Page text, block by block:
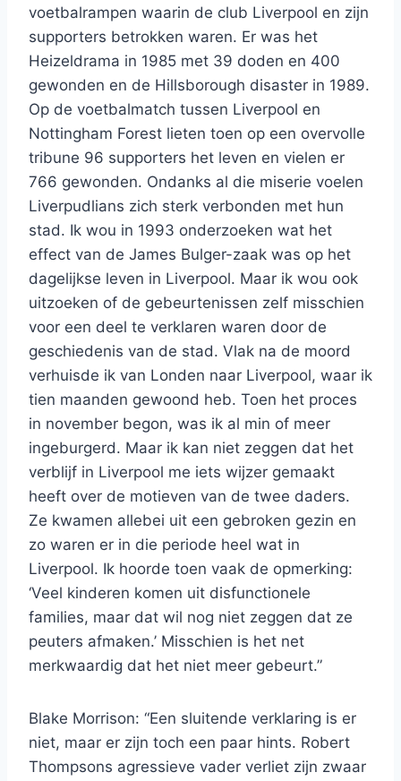
voetbalrampen waarin de club Liverpool en zijn
supporters betrokken waren. Er was het
Heizeldrama in 1985 met 39 doden en 400
gewonden en de Hillsborough disaster in 1989.
Op de voetbalmatch tussen Liverpool en
Nottingham Forest lieten toen op een overvolle
tribune 96 supporters het leven en vielen er
766 gewonden. Ondanks al die miserie voelen
Liverpudlians zich sterk verbonden met hun
stad. Ik wou in 1993 onderzoeken wat het
effect van de James Bulger-zaak was op het
dagelijkse leven in Liverpool. Maar ik wou ook
uitzoeken of de gebeurtenissen zelf misschien
voor een deel te verklaren waren door de
geschiedenis van de stad. Vlak na de moord
verhuisde ik van Londen naar Liverpool, waar ik
tien maanden gewoond heb. Toen het proces
in november begon, was ik al min of meer
ingeburgerd. Maar ik kan niet zeggen dat het
verblijf in Liverpool me iets wijzer gemaakt
heeft over de motieven van de twee daders.
Ze kwamen allebei uit een gebroken gezin en
zo waren er in die periode heel wat in
Liverpool. Ik hoorde toen vaak de opmerking:
‘Veel kinderen komen uit disfunctionele
families, maar dat wil nog niet zeggen dat ze
peuters afmaken.’ Misschien is het net
merkwaardig dat het niet meer gebeurt.”
Blake Morrison: “Een sluitende verklaring is er
niet, maar er zijn toch een paar hints. Robert
Thompsons agressieve vader verliet zijn zwaar